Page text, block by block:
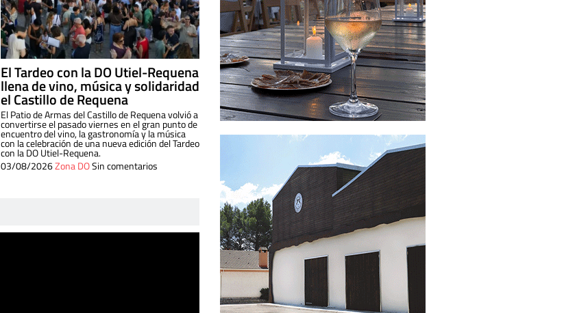
El Tardeo con la DO Utiel-Requena
llena de vino, música y solidaridad
el Castillo de Requena
El Patio de Armas del Castillo de Requena volvió a
convertirse el pasado viernes en el gran punto de
encuentro del vino, la gastronomía y la música
con la celebración de una nueva edición del Tardeo
con la DO Utiel-Requena.
03/08/2026Zona DOSin comentarios